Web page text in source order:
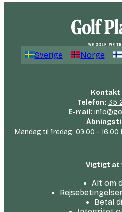
Sverige Norge
Kontakt
Telefon: 35
E-mail:
Mandag til fredag: 09.00 - 16.00
Vigtigt at
Alt om
Betal